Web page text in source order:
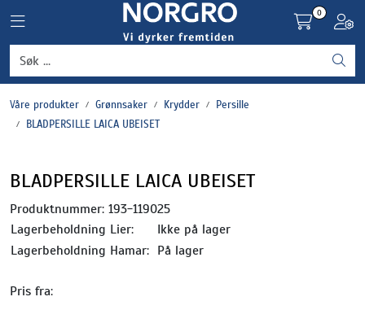
Toggle navigation
0
Våre produkter Grønnsaker Krydder
Persille
BLADPERSILLE LAICA UBEISET
BLADPERSILLE LAICA UBEISET
Produktnummer: 193-119025
Lagerbeholdning Lier:
Ikke på lager
Lagerbeholdning Hamar: På lager
Pris fra:
Grønnsaker
Settepotet og setteløk
Plantevern og nyttedyr
Blomster, potter og brett
Driftsmidler